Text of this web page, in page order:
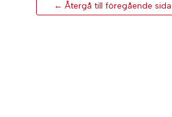
← Återgå till föregående sida